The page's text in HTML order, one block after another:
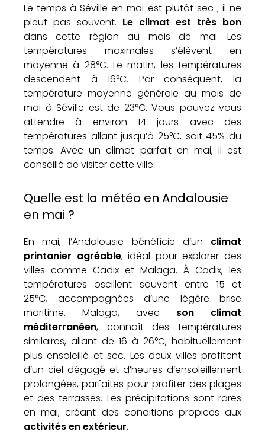
Le temps à Séville en mai est plutôt sec ; il ne
pleut pas souvent. Le climat est très bon
dans cette région au mois de mai. Les
températures maximales s’élèvent en
moyenne à 28°C. Le matin, les températures
descendent à 16°C. Par conséquent, la
température moyenne générale au mois de
mai à Séville est de 23°C. Vous pouvez vous
attendre à environ 14 jours avec des
températures allant jusqu’à 25°C, soit 45% du
temps. Avec un climat parfait en mai, il est
conseillé de visiter cette ville.
Quelle est la météo en Andalousie
en mai ?
En mai, l’Andalousie bénéficie d’un climat
printanier agréable, idéal pour explorer des
villes comme Cadix et Malaga. À Cadix, les
températures oscillent souvent entre 15 et
25°C, accompagnées d’une légère brise
maritime. Malaga, avec son climat
méditerranéen, connaît des températures
similaires, allant de 16 à 26°C, habituellement
plus ensoleillé et sec. Les deux villes profitent
d’un ciel dégagé et d’heures d’ensoleillement
prolongées, parfaites pour profiter des plages
et des terrasses. Les précipitations sont rares
en mai, créant des conditions propices aux
activités en extérieur.